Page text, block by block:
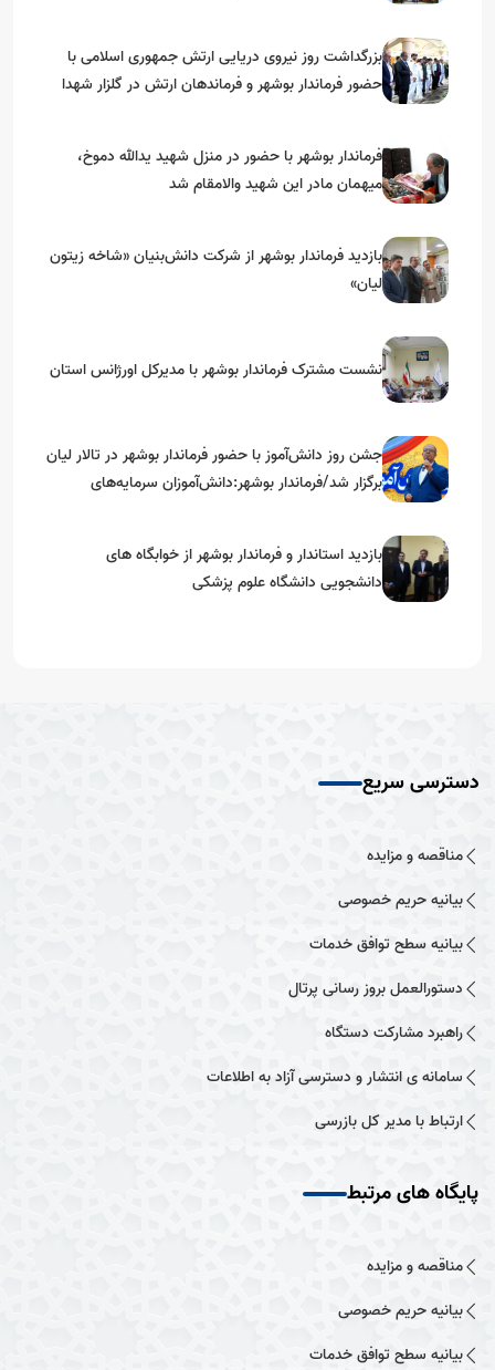
بزرگداشت روز نیروی دریایی ارتش جمهوری اسلامی با
حضور فرماندار بوشهر و فرماندهان ارتش در گلزار شهدا
فرماندار بوشهر با حضور در منزل شهید یدالله دموخ،
میهمان مادر این شهید والامقام شد
بازدید فرماندار بوشهر از شرکت دانش‌بنیان «شاخه زیتون
لیان»
نشست مشترک فرماندار بوشهر با مدیرکل اورژانس استان
جشن روز دانش‌آموز با حضور فرماندار بوشهر در تالار لیان
برگزار شد/فرماندار بوشهر:دانش‌آموزان سرمایه‌های
بازدید استاندار و فرماندار بوشهر از خوابگاه های
دانشجویی دانشگاه علوم پزشکی
دسترسی سریع
مناقصه و مزایده
بیانیه حریم خصوصی
بیانیه سطح توافق خدمات
دستورالعمل بروز رسانی پرتال
راهبرد مشارکت دستگاه
سامانه ی انتشار و دسترسی آزاد به اطلاعات
ارتباط با مدیر کل بازرسی
پایگاه های مرتبط
مناقصه و مزایده
بیانیه حریم خصوصی
بیانیه سطح توافق خدمات